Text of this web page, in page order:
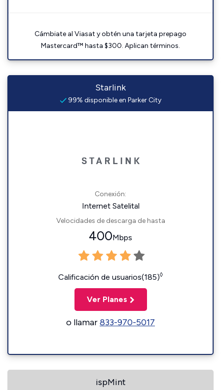
Cámbiate al Viasat y obtén una tarjeta prepago
Mastercard™ hasta $300. Aplican términos.
Starlink
99% disponible en Parker City
Conexión:
Internet Satelital
Velocidades de descarga de hasta
400Mbps
Calificación de usuarios(185)◊
Ver Planes
o llamar833-970-5017
ispMint